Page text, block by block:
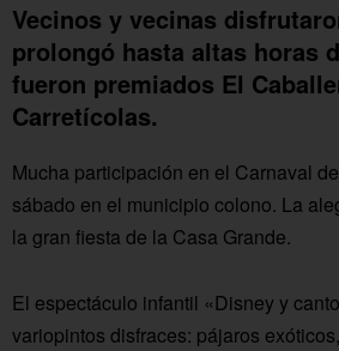
Vecinos y vecinas
prolongó hasta altas horas
fueron premiados El
Carretícolas.
Mucha participación en el Carnaval
sábado en el municipio colono. La
la gran fiesta de la Casa Grande.
El espectáculo infantil «Disney y
variopintos disfraces: pájaros